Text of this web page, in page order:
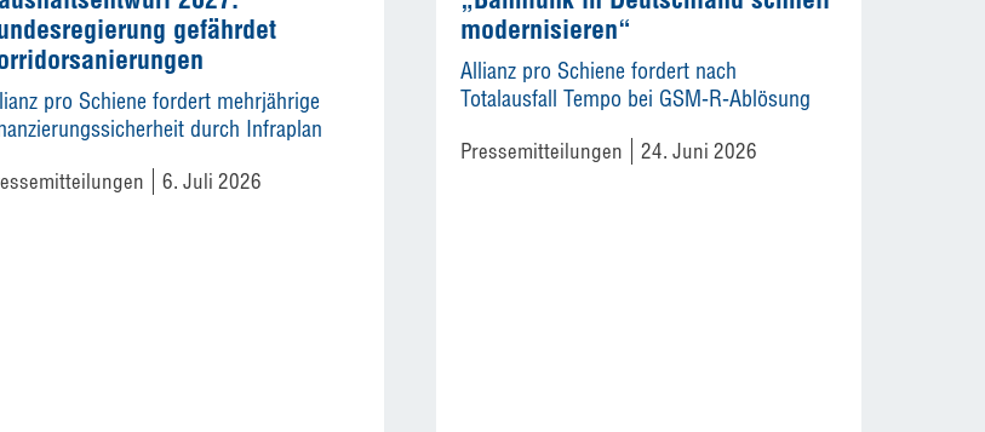
gefährdet
pro Schiene fordert mehrjährige
durch Infraplan
6. Juli 2026
modernisieren“
Allianz pro Schiene fordert nach
Totalausfall Tempo bei GSM-R-Ablösung
Pressemitteilungen 24. Juni 2026